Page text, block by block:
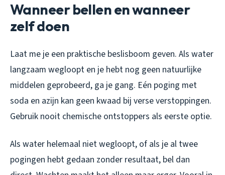
Wanneer bellen en wanneer
zelf doen
Laat me je een praktische beslisboom geven. Als water
langzaam wegloopt en je hebt nog geen natuurlijke
middelen geprobeerd, ga je gang. Eén poging met
soda en azijn kan geen kwaad bij verse verstoppingen.
Gebruik nooit chemische ontstoppers als eerste optie.
Als water helemaal niet wegloopt, of als je al twee
pogingen hebt gedaan zonder resultaat, bel dan